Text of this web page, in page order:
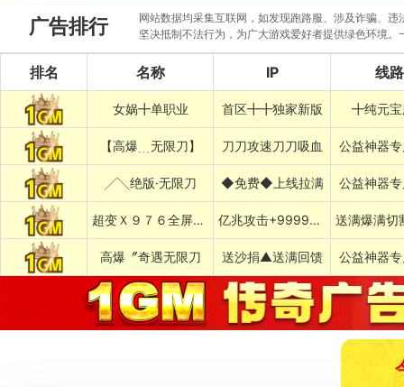
广告排行
网站数据均采集互联网，如发现跑路服、涉及诈骗、
坚决抵制不法行为，为广大游戏爱好者提供绿色环境
排名 名称 IP 线路
女娲╋单职业 首区╋╋独家新版 ╋纯元
【高爆﹍无限刀】 刀刀攻速刀刀吸血 公益神器
╱╲绝版·无限刀 ◆免费◆上线拉满 公益神器
超变Ｘ９７６全屏乱炸神技 亿兆攻击+999999%吸血专属
高爆〞奇遇无限刀 送沙捐▲送满回馈 公益神器